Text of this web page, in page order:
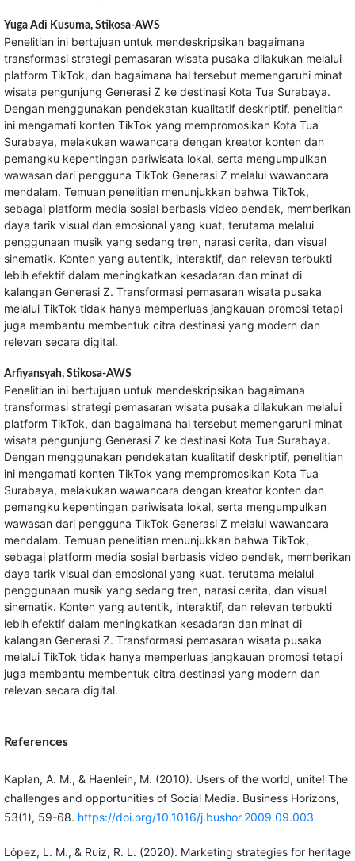
Yuga Adi Kusuma, Stikosa-AWS
Penelitian ini bertujuan untuk mendeskripsikan bagaimana
transformasi strategi pemasaran wisata pusaka dilakukan melalui
platform TikTok, dan bagaimana hal tersebut memengaruhi minat
wisata pengunjung Generasi Z ke destinasi Kota Tua Surabaya.
Dengan menggunakan pendekatan kualitatif deskriptif, penelitian
ini mengamati konten TikTok yang mempromosikan Kota Tua
Surabaya, melakukan wawancara dengan kreator konten dan
pemangku kepentingan pariwisata lokal, serta mengumpulkan
wawasan dari pengguna TikTok Generasi Z melalui wawancara
mendalam. Temuan penelitian menunjukkan bahwa TikTok,
sebagai platform media sosial berbasis video pendek, memberikan
daya tarik visual dan emosional yang kuat, terutama melalui
penggunaan musik yang sedang tren, narasi cerita, dan visual
sinematik. Konten yang autentik, interaktif, dan relevan terbukti
lebih efektif dalam meningkatkan kesadaran dan minat di
kalangan Generasi Z. Transformasi pemasaran wisata pusaka
melalui TikTok tidak hanya memperluas jangkauan promosi tetapi
juga membantu membentuk citra destinasi yang modern dan
relevan secara digital.
Arfiyansyah, Stikosa-AWS
Penelitian ini bertujuan untuk mendeskripsikan bagaimana
transformasi strategi pemasaran wisata pusaka dilakukan melalui
platform TikTok, dan bagaimana hal tersebut memengaruhi minat
wisata pengunjung Generasi Z ke destinasi Kota Tua Surabaya.
Dengan menggunakan pendekatan kualitatif deskriptif, penelitian
ini mengamati konten TikTok yang mempromosikan Kota Tua
Surabaya, melakukan wawancara dengan kreator konten dan
pemangku kepentingan pariwisata lokal, serta mengumpulkan
wawasan dari pengguna TikTok Generasi Z melalui wawancara
mendalam. Temuan penelitian menunjukkan bahwa TikTok,
sebagai platform media sosial berbasis video pendek, memberikan
daya tarik visual dan emosional yang kuat, terutama melalui
penggunaan musik yang sedang tren, narasi cerita, dan visual
sinematik. Konten yang autentik, interaktif, dan relevan terbukti
lebih efektif dalam meningkatkan kesadaran dan minat di
kalangan Generasi Z. Transformasi pemasaran wisata pusaka
melalui TikTok tidak hanya memperluas jangkauan promosi tetapi
juga membantu membentuk citra destinasi yang modern dan
relevan secara digital.
References
Kaplan, A. M., & Haenlein, M. (2010). Users of the world, unite! The
challenges and opportunities of Social Media. Business Horizons,
53(1), 59-68. https://doi.org/10.1016/j.bushor.2009.09.003
López, L. M., & Ruiz, R. L. (2020). Marketing strategies for heritage